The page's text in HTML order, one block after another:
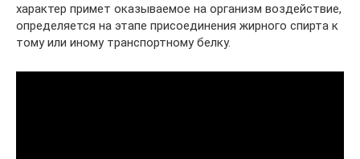
характер примет оказываемое на организм воздействие,
определяется на этапе присоединения жирного спирта к
тому или иному транспортному белку.